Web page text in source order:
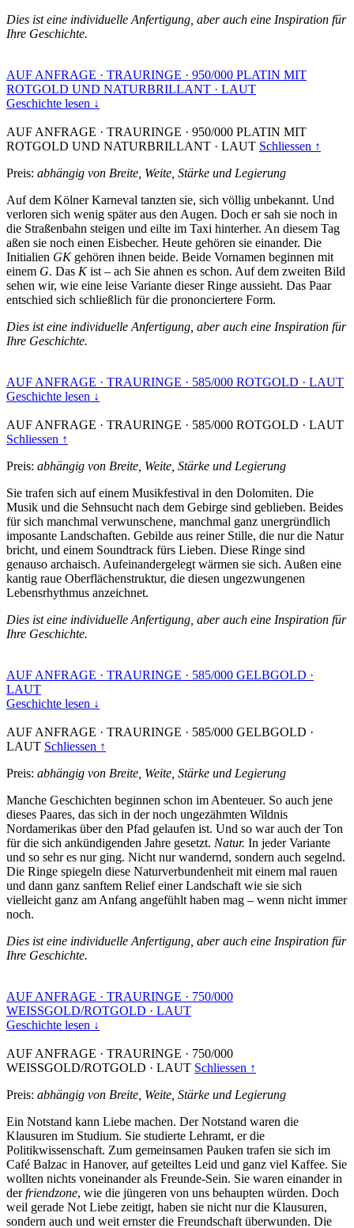
Dies ist eine individuelle Anfertigung, aber auch eine Inspiration für
Ihre Geschichte.
AUF ANFRAGE · TRAURINGE · 950/000 PLATIN MIT
ROTGOLD UND NATURBRILLANT · LAUT
Geschichte lesen ↓
AUF ANFRAGE · TRAURINGE · 950/000 PLATIN MIT
ROTGOLD UND NATURBRILLANT · LAUT Schliessen ↑
Preis: abhängig von Breite, Weite, Stärke und Legierung
Auf dem Kölner Karneval tanzten sie, sich völlig unbekannt. Und
verloren sich wenig später aus den Augen. Doch er sah sie noch in
die Straßenbahn steigen und eilte im Taxi hinterher. An diesem Tag
aßen sie noch einen Eisbecher. Heute gehören sie einander. Die
Initialien GKgehören ihnen beide. Beide Vornamen beginnen mit
einem G. Das Kist – ach Sie ahnen es schon. Auf dem zweiten Bild
sehen wir, wie eine leise Variante dieser Ringe aussieht. Das Paar
entschied sich schließlich für die prononciertere Form.
Dies ist eine individuelle Anfertigung, aber auch eine Inspiration für
Ihre Geschichte.
AUF ANFRAGE · TRAURINGE · 585/000 ROTGOLD · LAUT
Geschichte lesen ↓
AUF ANFRAGE · TRAURINGE · 585/000 ROTGOLD · LAUT
Schliessen ↑
Preis: abhängig von Breite, Weite, Stärke und Legierung
Sie trafen sich auf einem Musikfestival in den Dolomiten. Die
Musik und die Sehnsucht nach dem Gebirge sind geblieben. Beides
für sich manchmal verwunschene, manchmal ganz unergründlich
imposante Landschaften. Gebilde aus reiner Stille, die nur die Natur
bricht, und einem Soundtrack fürs Lieben. Diese Ringe sind
genauso archaisch. Aufeinandergelegt wärmen sie sich. Außen eine
kantig raue Oberflächenstruktur, die diesen ungezwungenen
Lebensrhythmus anzeichnet.
Dies ist eine individuelle Anfertigung, aber auch eine Inspiration für
Ihre Geschichte.
AUF ANFRAGE · TRAURINGE · 585/000 GELBGOLD ·
LAUT
Geschichte lesen ↓
AUF ANFRAGE · TRAURINGE · 585/000 GELBGOLD ·
LAUT Schliessen ↑
Preis: abhängig von Breite, Weite, Stärke und Legierung
Manche Geschichten beginnen schon im Abenteuer. So auch jene
dieses Paares, das sich in der noch ungezähmten Wildnis
Nordamerikas über den Pfad gelaufen ist. Und so war auch der Ton
für die sich ankündigenden Jahre gesetzt. Natur. In jeder Variante
und so sehr es nur ging. Nicht nur wandernd, sondern auch segelnd.
Die Ringe spiegeln diese Naturverbundenheit mit einem mal rauen
und dann ganz sanftem Relief einer Landschaft wie sie sich
vielleicht ganz am Anfang angefühlt haben mag – wenn nicht immer
noch.
Dies ist eine individuelle Anfertigung, aber auch eine Inspiration für
Ihre Geschichte.
AUF ANFRAGE · TRAURINGE · 750/000
WEISSGOLD/ROTGOLD · LAUT
Geschichte lesen ↓
AUF ANFRAGE · TRAURINGE · 750/000
WEISSGOLD/ROTGOLD · LAUT Schliessen ↑
Preis: abhängig von Breite, Weite, Stärke und Legierung
Ein Notstand kann Liebe machen. Der Notstand waren die
Klausuren im Studium. Sie studierte Lehramt, er die
Politikwissenschaft. Zum gemeinsamen Pauken trafen sie sich im
Café Balzac in Hanover, auf geteiltes Leid und ganz viel Kaffee. Sie
wollten nichts voneinander als Freunde-Sein. Sie waren einander in
derfriendzone, wie die jüngeren von uns behaupten würden. Doch
weil gerade Not Liebe zeitigt, haben sie nicht nur die Klausuren,
sondern auch und weit ernster die Freundschaft überwunden. Die